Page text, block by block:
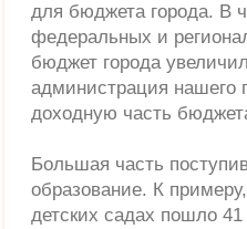
для бюджета города. В
федеральных и
бюджет города
администрация нашего
доходную часть
Большая часть
образование. К
детских садах пошло